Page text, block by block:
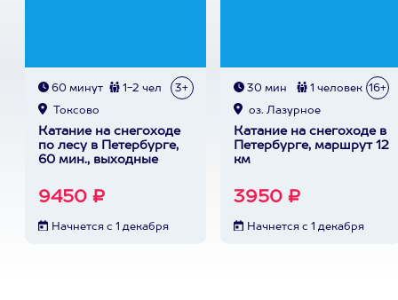
60 минут 1-2 чел 3+
Токсово
Катание на снегоходе
по лесу в Петербурге,
60 мин., выходные
9450 ₽
Начнется с 1 декабря
30 мин 1 человек 16+
оз. Лазурное
Катание на снегоходе в
Петербурге, маршрут 12
км
3950 ₽
Начнется с 1 декабря